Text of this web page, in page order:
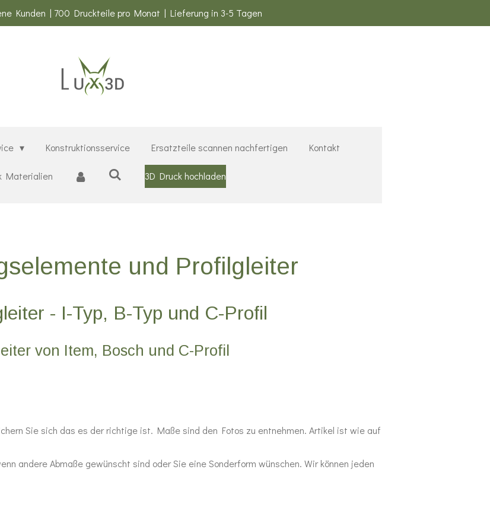
Kunden | 700 Druckteile pro Monat | Lieferung in 3-5 Tagen
Konstruktionsservice Ersatzteile scannen nachfertigen Kontakt
Materialien 3D Druck hochladen
und Profilgleiter
- I-Typ, B-Typ und C-Profil
von Item, Bosch und C-Profil
Sie sich das es der richtige ist. Maße sind den Fotos zu entnehmen. Artikel ist wie auf
andere Abmaße gewünscht sind oder Sie eine Sonderform wünschen. Wir können jeden